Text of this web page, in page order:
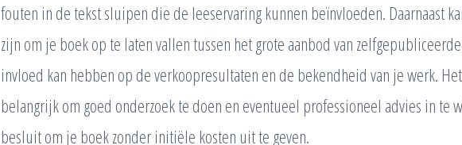
fouten in de tekst sluipen die de leeservaring kunnen beïnvloeden. Daarnaast
zijn om je boek op te laten vallen tussen het grote aanbod van
invloed kan hebben op de verkoopresultaten en de bekendheid van je werk.
belangrijk om goed onderzoek te doen en eventueel professioneel advies in te
besluit om je boek zonder initiële kosten uit te geven.